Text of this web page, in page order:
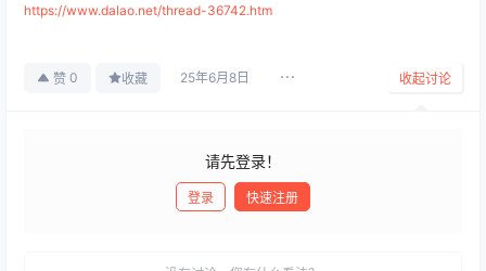
https://www.dalao.net/thread-36742.htm
赞 0 收藏 25年6月8日 收起讨论
请先登录！
登录 快速注册